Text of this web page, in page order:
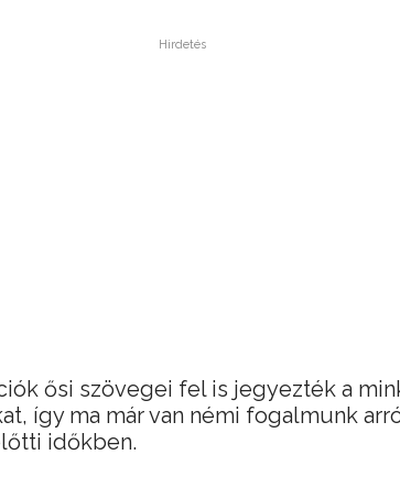
Hirdetés
ősi szövegei fel is jegyezték a
így ma már van némi fogalmunk
időkben.